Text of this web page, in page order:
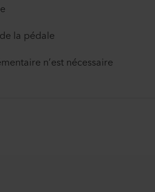
la pédale
n’est nécessaire